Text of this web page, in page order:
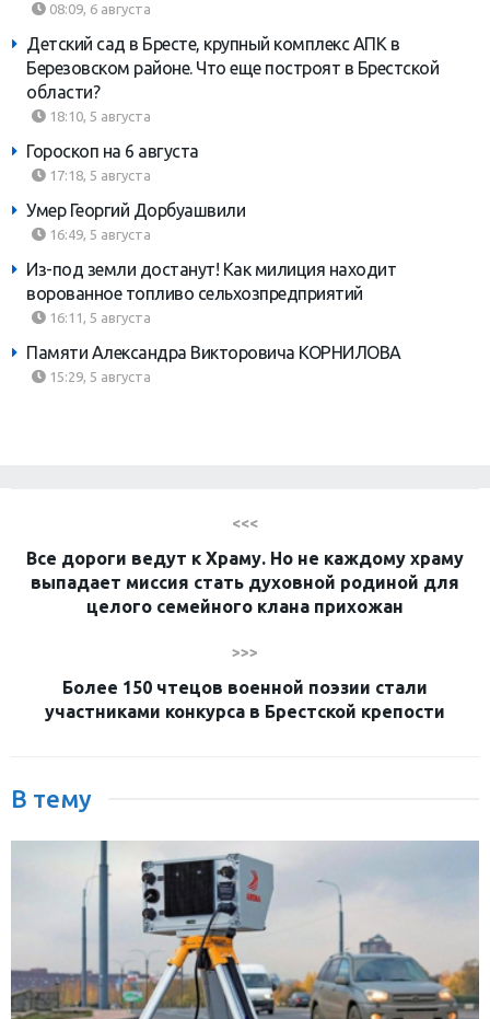
08:09, 6 августа
Детский сад в Бресте, крупный комплекс АПК в
Березовском районе. Что еще построят в Брестской
области?
18:10, 5 августа
Гороскоп на 6 августа
17:18, 5 августа
Умер Георгий Дорбуашвили
16:49, 5 августа
Из-под земли достанут! Как милиция находит
ворованное топливо сельхозпредприятий
16:11, 5 августа
Памяти Александра Викторовича КОРНИЛОВА
15:29, 5 августа
<<<
Все дороги ведут к Храму. Но не каждому храму
выпадает миссия стать духовной родиной для
целого семейного клана прихожан
>>>
Более 150 чтецов военной поэзии стали
участниками конкурса в Брестской крепости
В тему